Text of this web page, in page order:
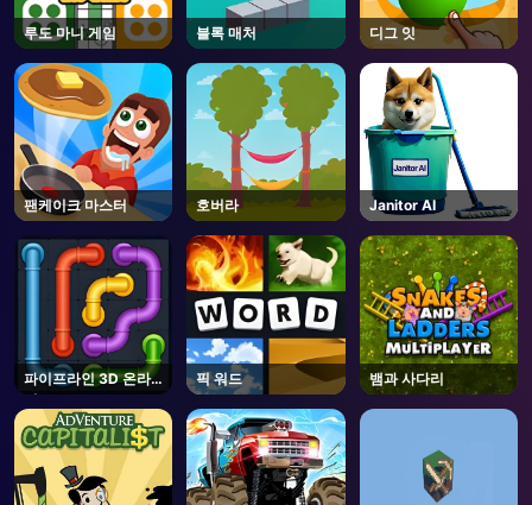
AD
루도 마니 게임 블록 매처 디그 잇
팬케이크 마스터 호버라 Janitor AI
파이프라인 3D 온라
인
픽 워드 뱀과 사다리